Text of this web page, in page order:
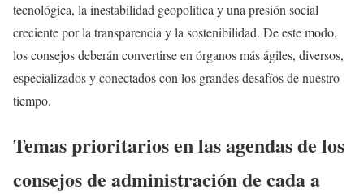
tecnológica, la inestabilidad geopolítica y una presión social
creciente por la transparencia y la sostenibilidad. De este modo,
los consejos deberán convertirse en órganos más ágiles, diversos,
especializados y conectados con los grandes desafíos de nuestro
tiempo.
Temas prioritarios en las agendas de los
consejos de administración de cada a